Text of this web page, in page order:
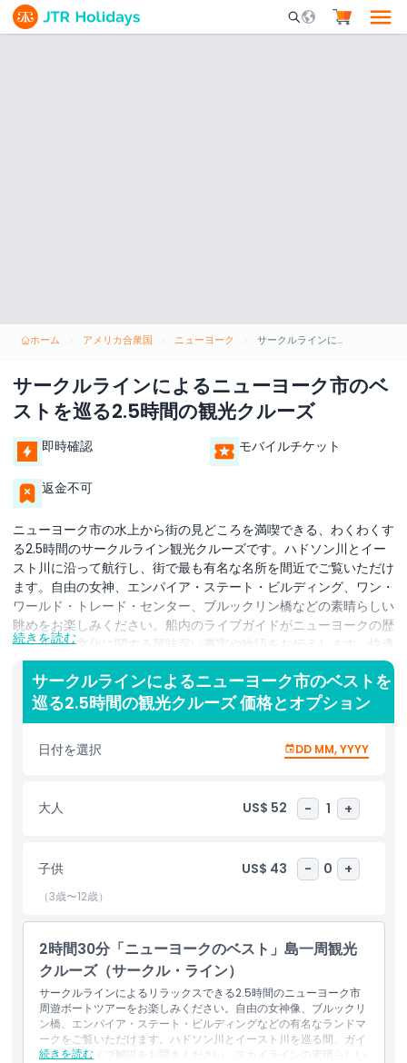
Mobile Search
ホーム アメリカ合衆国 ニューヨーク サークルラインによるニューヨーク市のベストを巡る2.5時間の観光クルーズ
サークルラインによるニューヨーク市のベ
ストを巡る2.5時間の観光クルーズ
即時確認 モバイルチケット
返金不可
ニューヨーク市の水上から街の見どころを満喫できる、わくわくす
る2.5時間のサークルライン観光クルーズです。ハドソン川とイー
スト川に沿って航行し、街で最も有名な名所を間近でご覧いただけ
ます。自由の女神、エンパイア・ステート・ビルディング、ワン・
ワールド・トレード・センター、ブルックリン橋などの素晴らしい
眺めをお楽しみください。船内のライブガイドがニューヨークの歴
史、建築、文化に関する興味深い事実や物語をお伝えします。快適
な屋内席でくつろぐことも、屋外デッキで新鮮な風を楽しむことも
できます。クルーズはマンハッタンを一周し、写真撮影の絶好の機
会がたくさんあります。初めてニューヨーク市を訪れる方も地元の
方も、このクルーズは街の美しさを新たな視点で見ることができま
す。壮観なスカイラインの景色と象徴的な名所に囲まれ、家族やカ
ップル、友人にとって完璧なアクティビティです。ゆったりとくつ
含まれるもの
子供／大人ポリシー
注意事項
場所
続きを読む
サークルラインによるニューヨーク市のベストを
巡る2.5時間の観光クルーズ 価格とオプション
日付を選択 DD MM, YYYY
大人 US$ 52 - 1 +
子供 US$ 43 - 0 +
（3歳〜12歳）
2時間30分「ニューヨークのベスト」島一周観光
クルーズ（サークル・ライン）
サークルラインによるリラックスできる2.5時間のニューヨーク市
周遊ボートツアーをお楽しみください。自由の女神像、ブルックリ
ン橋、エンパイア・ステート・ビルディングなどの有名なランドマ
ークをご覧いただけます。ハドソン川とイースト川を巡る間、ガイ
ドによるライブ解説をお聞きください。スカイラインの素晴らしい
続きを読む